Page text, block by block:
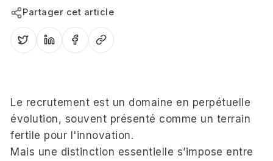
Partager cet article
Le recrutement est un domaine en perpétuelle
évolution, souvent présenté comme un terrain
fertile pour l'innovation.
Mais une distinction essentielle s’impose entre